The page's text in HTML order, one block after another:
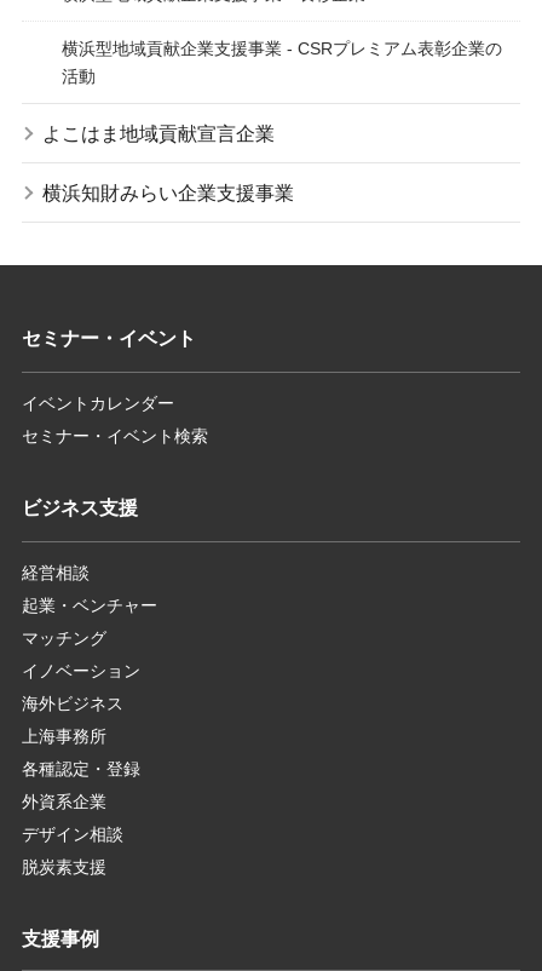
横浜型地域貢献企業支援事業 - CSRプレミアム表彰企業の
活動
よこはま地域貢献宣言企業
横浜知財みらい企業支援事業
セミナー・イベント
イベントカレンダー
セミナー・イベント検索
ビジネス支援
経営相談
起業・ベンチャー
マッチング
イノベーション
海外ビジネス
上海事務所
各種認定・登録
外資系企業
デザイン相談
脱炭素支援
支援事例